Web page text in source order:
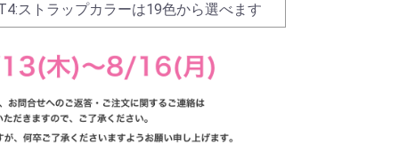
ストラップカラーは19色から選べます